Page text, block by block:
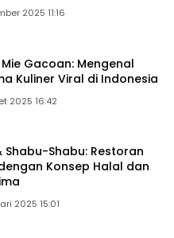
2025 11:16
Gacoan: Mengenal
Kuliner Viral di Indonesia
2025 16:42
Shabu-Shabu: Restoran
Konsep Halal dan
2025 15:01